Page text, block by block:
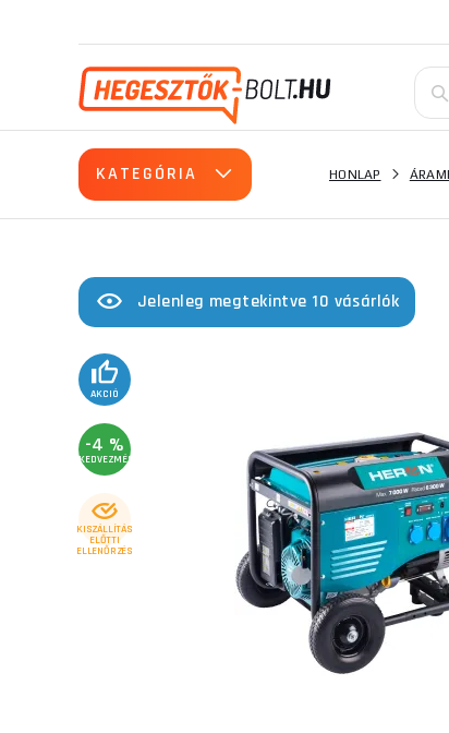
KATEGÓRIA HONLAP
Jelenleg megtekintve 10 vásárlók
AKCIÓ
-4 %
KEDVEZMÉNY
KISZÁLLÍTÁS
ELŐTTI
ELLENŐRZÉS